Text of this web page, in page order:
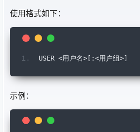
使用格式如下：
USER <用户名>[:<用户组>]
示例：